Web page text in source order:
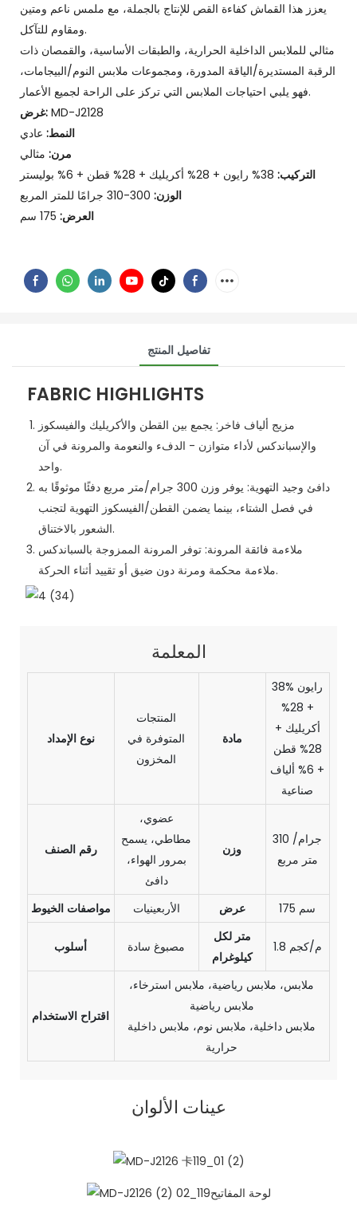
يعزز هذا القماش كفاءة القص للإنتاج بالجملة، مع ملمس ناعم ومتين
ومقاوم للتآكل.
مثالي للملابس الداخلية الحرارية، والطبقات الأساسية، والقمصان ذات
الرقبة المستديرة/الياقة المدورة، ومجموعات ملابس النوم/البيجامات،
فهو يلبي احتياجات الملابس التي تركز على الراحة لجميع الأعمار.
غرض: MD-J2128
النمط: عادي
مرن: مثالي
التركيب:
الوزن:
العرض:
تفاصيل المنتج
FABRIC HIGHLIGHTS
مزيج ألياف فاخر: يجمع بين القطن والأكريليك والفيسكوز
والإسباندكس لأداء متوازن - الدفء والنعومة والمرونة في آن
واحد.
دافئ وجيد التهوية: يوفر وزن 300 جرام/متر مربع دفئًا موثوقًا به
في فصل الشتاء، بينما يضمن القطن/الفيسكوز التهوية لتجنب
الشعور بالاختناق.
ملاءمة فائقة المرونة: توفر المرونة الممزوجة بالسباندكس
ملاءمة محكمة ومرنة دون ضيق أو تقييد أثناء الحركة.
المعلمة
نوع الإمداد
المنتجات
المتوفرة في
المخزون
مادة
38% رايون
+ 28%
أكريليك +
28% قطن
+ 6% ألياف
صناعية
رقم الصنف
عضوي،
مطاطي، يسمح
بمرور الهواء،
دافئ
وزن
310 جرام/
متر مربع
مواصفات الخيوط الأربعينيات عرض 175 سم
أسلوب مصبوغ سادة
متر لكل
كيلوغرام
1.8 م/كجم
اقتراح الاستخدام
ملابس، ملابس رياضية، ملابس استرخاء،
ملابس رياضية
ملابس داخلية، ملابس نوم، ملابس داخلية
حرارية
عينات الألوان